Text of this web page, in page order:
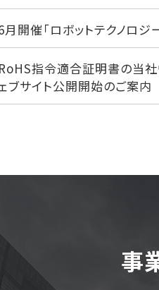
月開催「ロボットテクノロ
RoHS指令適合証明書の当
ブサイト公開開始のご案内
事